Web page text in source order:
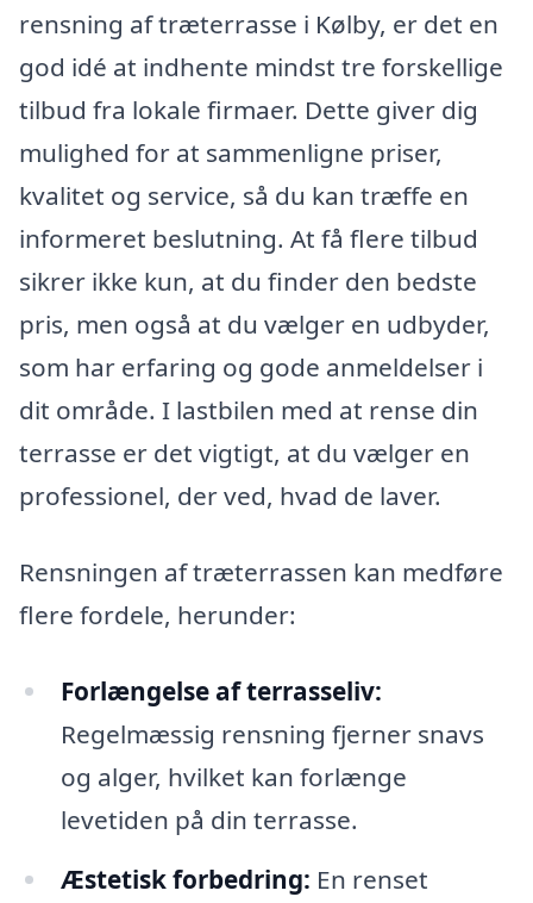
rensning af træterrasse i Kølby, er det en
god idé at indhente mindst tre forskellige
tilbud fra lokale firmaer. Dette giver dig
mulighed for at sammenligne priser,
kvalitet og service, så du kan træffe en
informeret beslutning. At få flere tilbud
sikrer ikke kun, at du finder den bedste
pris, men også at du vælger en udbyder,
som har erfaring og gode anmeldelser i
dit område. I lastbilen med at rense din
terrasse er det vigtigt, at du vælger en
professionel, der ved, hvad de laver.
Rensningen af træterrassen kan medføre
flere fordele, herunder:
Forlængelse af terrasseliv:
Regelmæssig rensning fjerner snavs
og alger, hvilket kan forlænge
levetiden på din terrasse.
Æstetisk forbedring: En renset